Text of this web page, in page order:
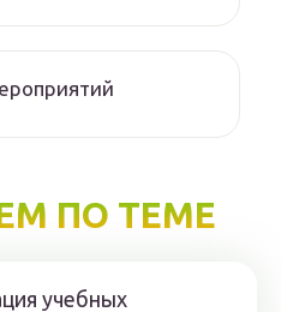
ПО ТЕМЕ
учебных